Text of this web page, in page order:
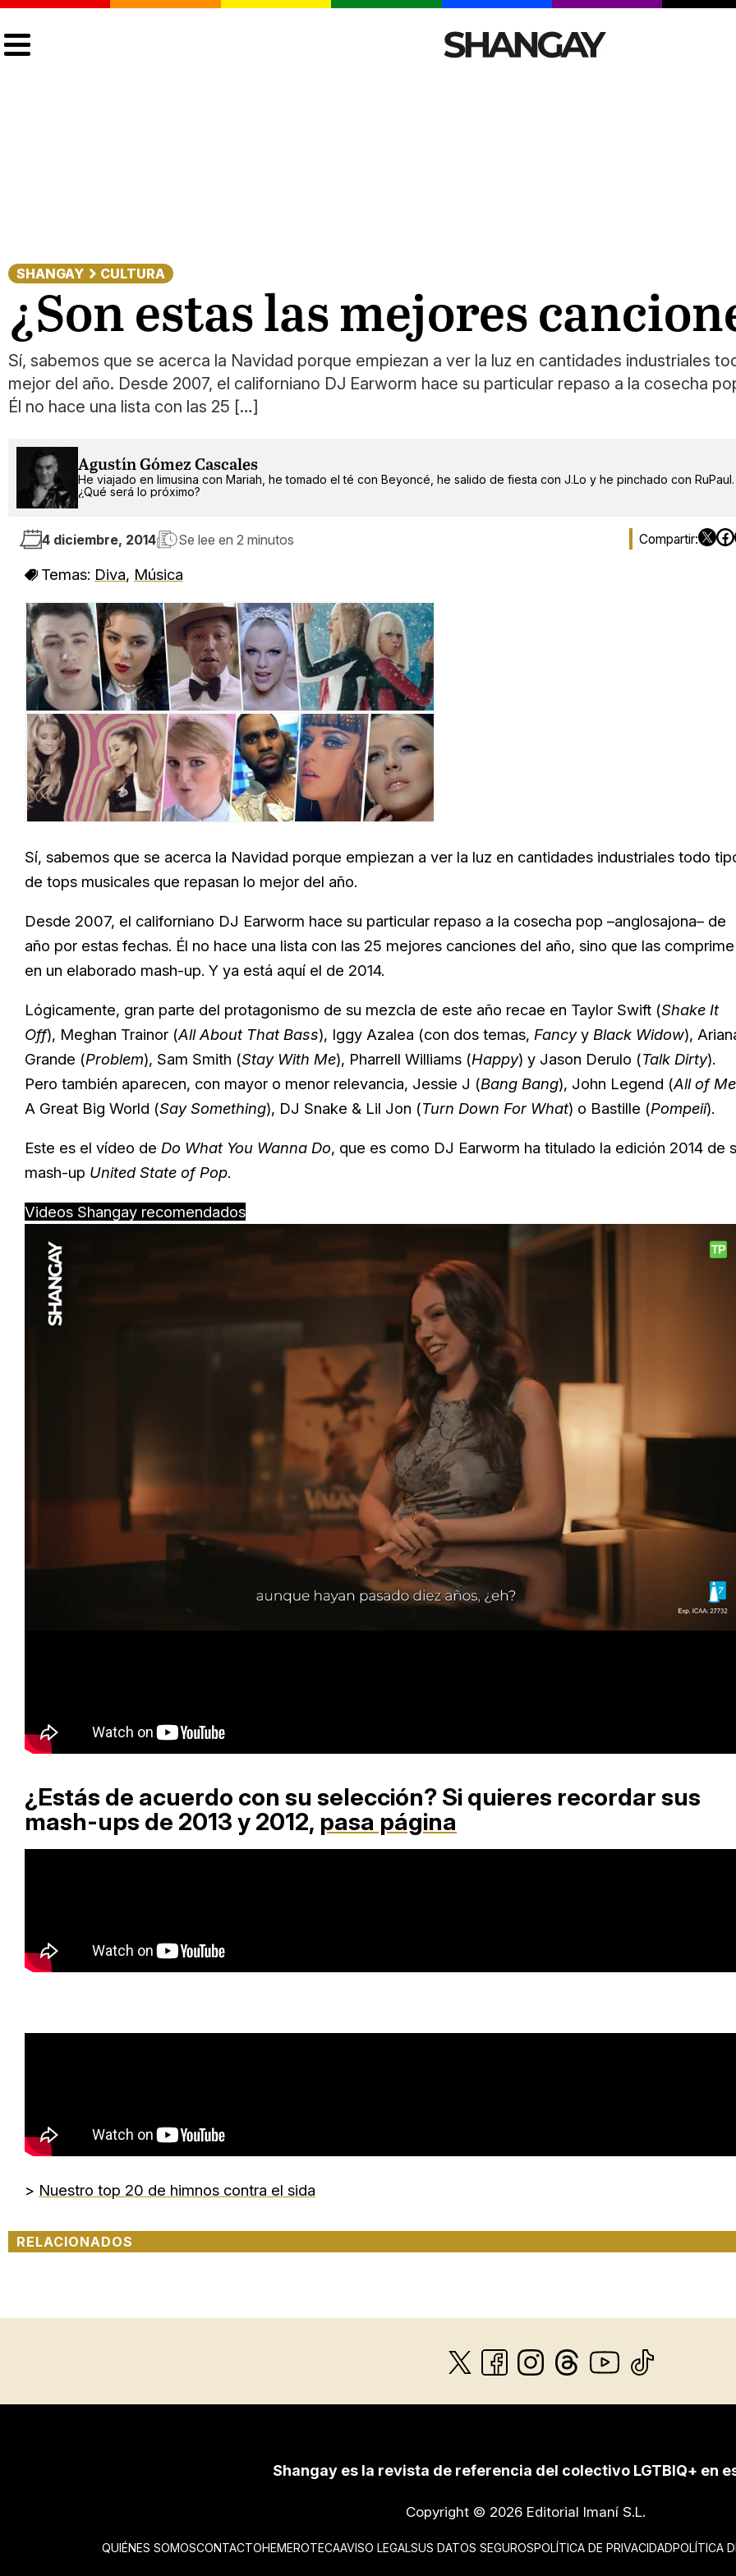
SHANGAY CULTURA
¿Son estas las mejores
Sí, sabemos que se acerca la Navidad porque empiezan a ver la luz en cantidades industriales
mejor del año. Desde 2007, el californiano DJ Earworm hace su particular repaso a la cosecha
Él no hace una lista con las 25 […]
Agustín Gómez Cascales
He viajado en limusina con Mariah, he tomado el té con Beyoncé, he salido de fiesta con J.Lo y he pinchado con RuPaul.
¿Qué será lo próximo?
4 diciembre, 2014 Se lee en 2 minutos
Temas: Diva, Música
Sí, sabemos que se acerca la Navidad porque empiezan a ver la luz en cantidades industriales todo
de tops musicales que repasan lo mejor del año.
Desde 2007, el californiano DJ Earworm hace su particular repaso a la cosecha pop –anglosajona– de
año por estas fechas. Él no hace una lista con las 25 mejores canciones del año, sino que las comprime
en un elaborado mash-up. Y ya está aquí el de 2014.
Lógicamente, gran parte del protagonismo de su mezcla de este año recae en Taylor Swift (Shake It
Off), Meghan Trainor (All About That Bass), Iggy Azalea (con dos temas, Fancyy Black Widow),
Grande (Problem), Sam Smith (Stay With Me), Pharrell Williams (Happy) y Jason Derulo (Talk Dirty).
Pero también aparecen, con mayor o menor relevancia, Jessie J (Bang Bang), John Legend (All of Me
A Great Big World (Say Something), DJ Snake & Lil Jon (Turn Down For What) o Bastille (Pompeii).
Este es el vídeo de Do What You Wanna Do, que es como DJ Earworm ha titulado la edición 2014 de
mash-up United State of Pop.
Videos Shangay recomendados
¿Estás de acuerdo con su selección? Si quieres recordar sus
mash-ups de 2013 y 2012, pasa página
> Nuestro top 20 de himnos contra el sida
RELACIONADOS
Shangay es la revista de referencia del colectivo LGTBIQ+ en
Copyright © 2026 Editorial Imaní S.L.
QUIÉNES SOMOSCONTACTOHEMEROTECAAVISO LEGALSUS DATOS SEGUROSPOLÍTICA DE PRIVACIDADPOLÍTICA